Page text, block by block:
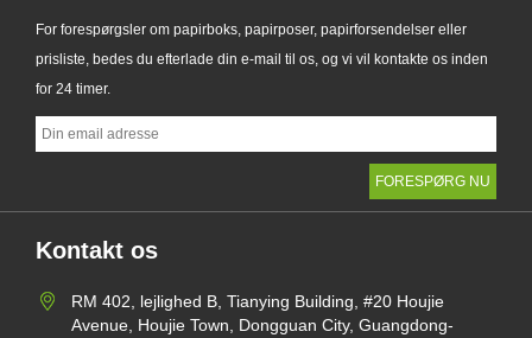
For forespørgsler om papirboks, papirposer, papirforsendelser eller
prisliste, bedes du efterlade din e-mail til os, og vi vil kontakte os inden
for 24 timer.
Kontakt os
RM 402, lejlighed B, Tianying Building, #20 Houjie
Avenue, Houjie Town, Dongguan City, Guangdong-